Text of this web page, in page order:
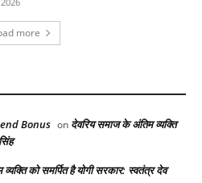
more
Bonus on देवरिय समाज के अंतिम व्यक्ति
को समर्पित है योगी सरकार: स्वतंत्र देव